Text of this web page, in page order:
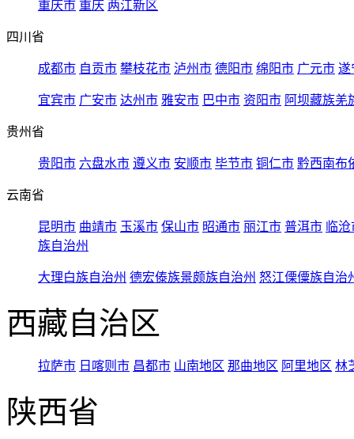
重庆市 重庆 两江新区
四川省
成都市 自贡市 攀枝花市 泸州市 德阳市 绵阳市 广元市 遂
宜宾市 广安市 达州市 雅安市 巴中市 资阳市 阿坝藏族羌
贵州省
贵阳市 六盘水市 遵义市 安顺市 毕节市 铜仁市 黔西南布
云南省
昆明市 曲靖市 玉溪市 保山市 昭通市 丽江市 普洱市 临
族自治州
大理白族自治州 德宏傣族景颇族自治州 怒江傈僳族自治
西藏自治区
拉萨市 日喀则市 昌都市 山南地区 那曲地区 阿里地区 林
陕西省